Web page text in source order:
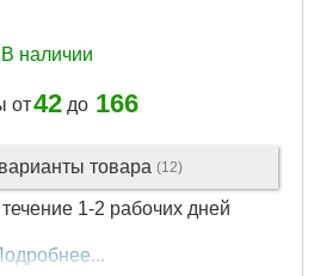
В наличии
от42до 166
товара (12)
течение 1-2 рабочих дней